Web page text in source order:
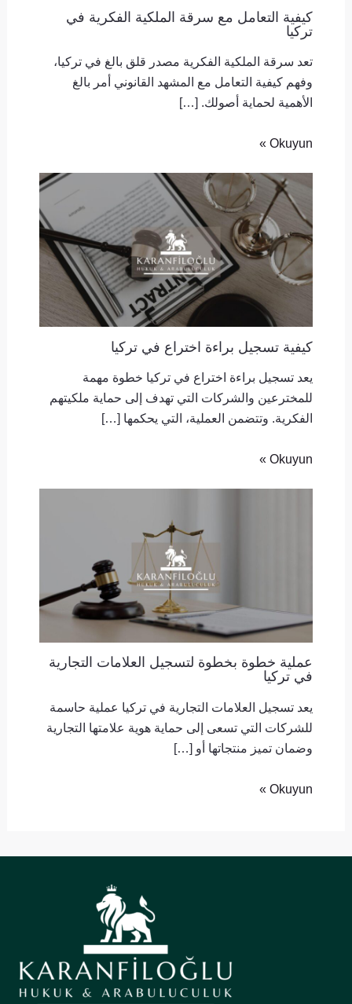
كيفية التعامل مع سرقة الملكية الفكرية في
تركيا
تعد سرقة الملكية الفكرية مصدر قلق بالغ في تركيا،
وفهم كيفية التعامل مع المشهد القانوني أمر بالغ
الأهمية لحماية أصولك. […]
Okuyun »
كيفية تسجيل براءة اختراع في تركيا
يعد تسجيل براءة اختراع في تركيا خطوة مهمة
للمخترعين والشركات التي تهدف إلى حماية ملكيتهم
الفكرية. وتتضمن العملية، التي يحكمها […]
Okuyun »
عملية خطوة بخطوة لتسجيل العلامات التجارية
في تركيا
يعد تسجيل العلامات التجارية في تركيا عملية حاسمة
للشركات التي تسعى إلى حماية هوية علامتها التجارية
وضمان تميز منتجاتها أو […]
Okuyun »